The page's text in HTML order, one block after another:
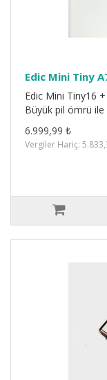
Edic Mini Tiny
Edic Mini Tiny16
Büyük pil ömrü ile
6.999,99 ₺
Vergiler Hariç: